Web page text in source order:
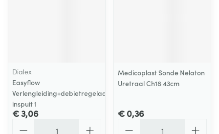
Dialex
Easyflow
Verlengleiding+debietregelaar+y-
inspuit 1
€ 3,06
Medicoplast Sonde Nelaton
Uretraal Ch18 43cm
€ 0,36